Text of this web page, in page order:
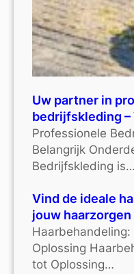
Uw partner in
bedrijfskleding
Professionele
Belangrijk
Bedrijfskleding is…
Vind de ideale
jouw
Oplossing
tot Oplossing…